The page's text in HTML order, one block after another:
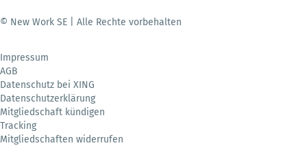
© New Work SE | Alle Rechte vorbehalten
Impressum
AGB
Datenschutz bei XING
Datenschutzerklärung
Mitgliedschaft kündigen
Tracking
Mitgliedschaften widerrufen